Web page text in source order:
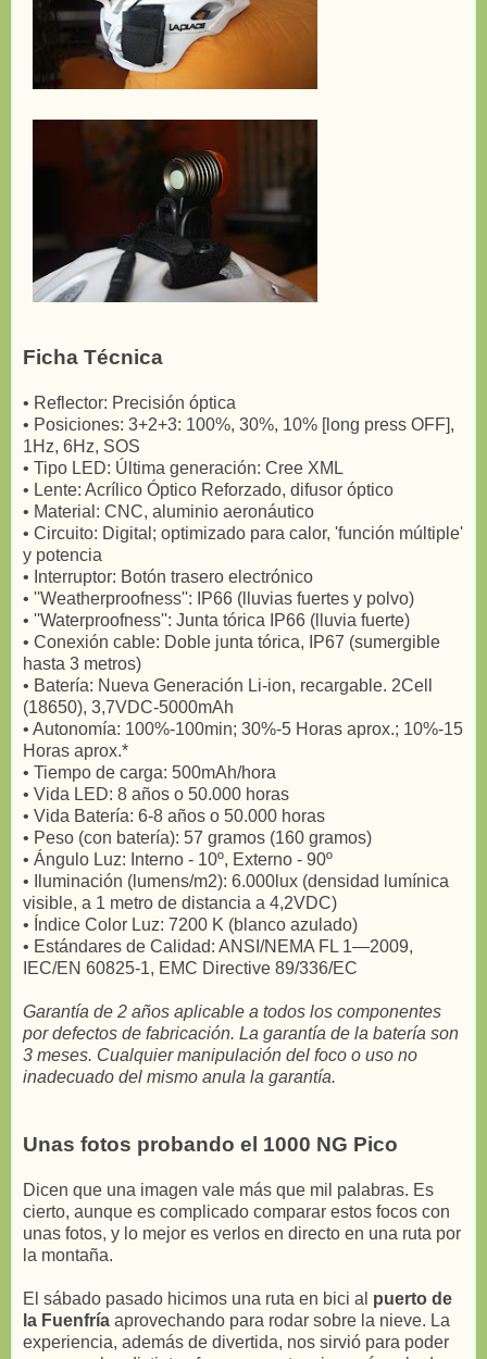
Ficha Técnica
• Reflector: Precisión óptica
• Posiciones: 3+2+3: 100%, 30%, 10% [long press OFF],
1Hz, 6Hz, SOS
• Tipo LED: Última generación: Cree XML
• Lente: Acrílico Óptico Reforzado, difusor óptico
• Material: CNC, aluminio aeronáutico
• Circuito: Digital; optimizado para calor, 'función múltiple'
y potencia
• Interruptor: Botón trasero electrónico
• ''Weatherproofness'': IP66 (lluvias fuertes y polvo)
• ''Waterproofness'': Junta tórica IP66 (lluvia fuerte)
• Conexión cable: Doble junta tórica, IP67 (sumergible
hasta 3 metros)
• Batería: Nueva Generación Li-ion, recargable. 2Cell
(18650), 3,7VDC-5000mAh
• Autonomía: 100%-100min; 30%-5 Horas aprox.; 10%-15
Horas aprox.*
• Tiempo de carga: 500mAh/hora
• Vida LED: 8 años o 50.000 horas
• Vida Batería: 6-8 años o 50.000 horas
• Peso (con batería): 57 gramos (160 gramos)
• Ángulo Luz: Interno - 10º, Externo - 90º
• Iluminación (lumens/m2): 6.000lux (densidad lumínica
visible, a 1 metro de distancia a 4,2VDC)
• Índice Color Luz: 7200 K (blanco azulado)
• Estándares de Calidad: ANSI/NEMA FL 1—2009,
IEC/EN 60825-1, EMC Directive 89/336/EC
Garantía de 2 años aplicable a todos los componentes
por defectos de fabricación. La garantía de la batería son
3 meses. Cualquier manipulación del foco o uso no
inadecuado del mismo anula la garantía.
Unas fotos probando el 1000 NG Pico
Dicen que una imagen vale más que mil palabras. Es
cierto, aunque es complicado comparar estos focos con
unas fotos, y lo mejor es verlos en directo en una ruta por
la montaña.
El sábado pasado hicimos una ruta en bici al puerto de
la Fuenfría aprovechando para rodar sobre la nieve. La
experiencia, además de divertida, nos sirvió para poder